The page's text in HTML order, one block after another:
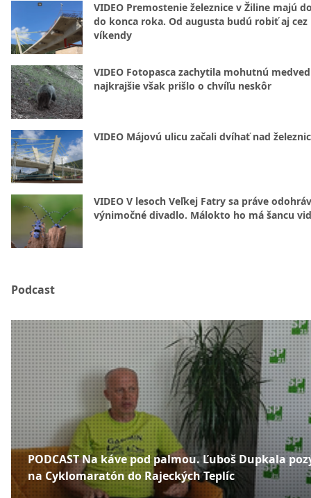
VIDEO Premostenie železnice v Žiline majú
do konca roka. Od augusta budú robiť aj cez
víkendy
VIDEO Fotopasca zachytila mohutnú
najkrajšie však prišlo o chvíľu neskôr
VIDEO Májovú ulicu začali dvíhať nad
VIDEO V lesoch Veľkej Fatry sa práve
výnimočné divadlo. Málokto ho má šancu
Podcast
PODCAST Na káve pod palmou. Ľuboš Dupkala
na Cyklomaratón do Rajeckých Teplíc